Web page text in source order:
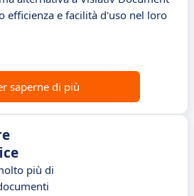
efficienza e facilità d'uso nel loro
saperne di più
più di